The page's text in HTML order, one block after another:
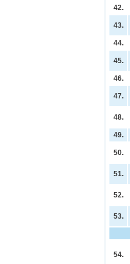
42.
43.
44.
45.
46.
47.
48.
49.
50.
51.
52.
53.
54.